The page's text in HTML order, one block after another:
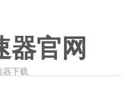
器官网
器下载